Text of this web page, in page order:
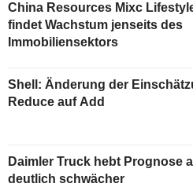
China Resources Mixc
findet Wachstum jenseits des
Immobiliensektors
Shell: Änderung der
Reduce auf Add
Daimler Truck hebt Prognose
deutlich schwächer